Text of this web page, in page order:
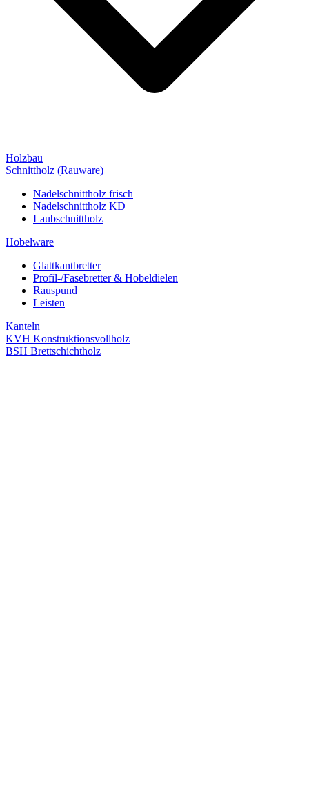
Holzbau
Schnittholz (Rauware)
Nadelschnittholz frisch
Nadelschnittholz KD
Laubschnittholz
Hobelware
Glattkantbretter
Profil-/Fasebretter & Hobeldielen
Rauspund
Leisten
Kanteln
KVH Konstruktionsvollholz
BSH Brettschichtholz